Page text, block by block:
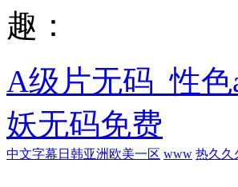
趣：
A级片无码_性
妖无码免费
中文字幕日韩亚洲欧美一区 www 热久久